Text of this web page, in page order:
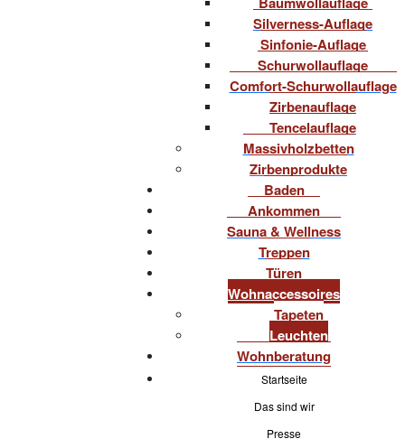
Silverness-Auflage
Sinfonie-Auflage
Schurwollauflage
Comfort-Schurwollauflage
Zirbenauflage
Tencelauflage
Massivholzbetten
Zirbenprodukte
Baden
Ankommen
Sauna & Wellness
Treppen
Türen
Wohnaccessoires
Tapeten
Leuchten
Wohnberatung
Startseite
Das sind wir
Presse